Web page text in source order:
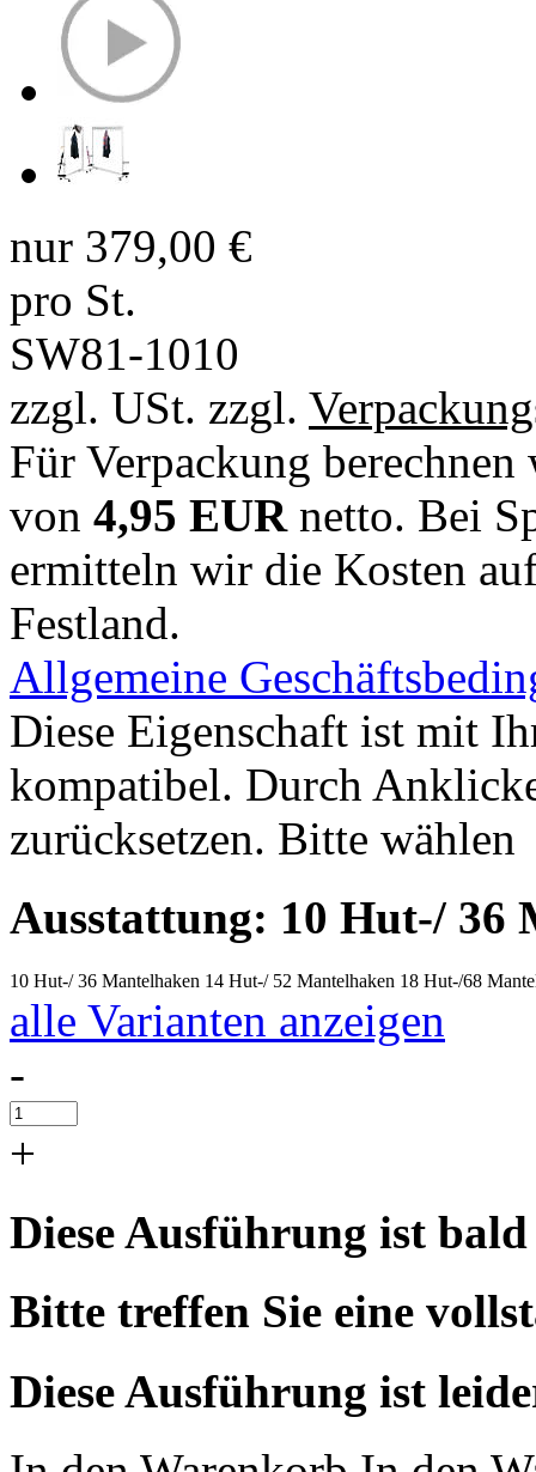
nur 379,00 €
pro St.
SW81-1010
zzgl. USt. zzgl.
Für Verpackung
von 4,95 EURnetto. Bei
ermitteln wir die Kosten
Festland.
Allgemeine
Diese Eigenschaft ist mit
kompatibel. Durch
zurücksetzen. Bitte wählen
Ausstattung: 10 Hut-/ 36
10 Hut-/ 36 Mantelhaken 14 Hut-/ 52 Mantelhaken 18 Hut-/68
alle Varianten anzeigen
-
+
Diese Ausführung ist
Bitte treffen Sie eine
Diese Ausführung ist